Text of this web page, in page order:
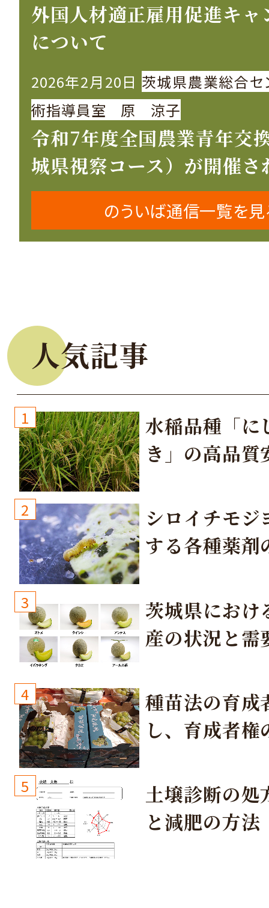
外国人材適正雇用促進キャ
について
2026年2月20日 茨城県農業総合セ
術指導員室 原 涼子
令和7年度全国農業青年交
城県視察コース）が開催さ
のういば通信一覧を
人気記事
1
水稲品種「に
き」の高品質
2
シロイチモジ
する各種薬剤
3
茨城県におけ
産の状況と需
4
種苗法の育成
し、育成者権
しょう！
5
土壌診断の処
と減肥の方法